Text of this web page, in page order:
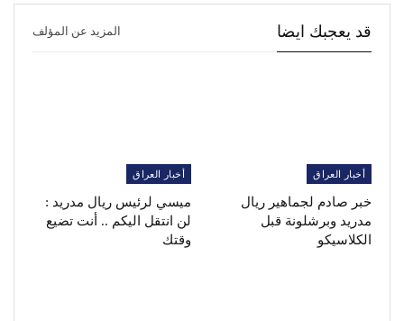
قد يعجبك ايضا المزيد عن المؤلف
أخبار العراق
خبر صادم لجماهير ريال
مدريد وبرشلونة قبل
الكلاسيكو
أخبار العراق
ميسي لرئيس ريال مدريد :
لن انتقل اليكم .. أنت تضيع
وقتك